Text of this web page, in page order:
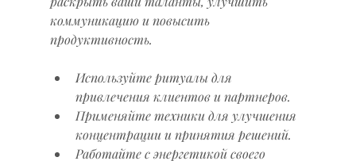
коммуникацию и повысить
продуктивность.
Используйте ритуалы для
привлечения клиентов и партнеров.
Применяйте техники для улучшения
концентрации и принятия решений.
Работайте с энергетикой своего